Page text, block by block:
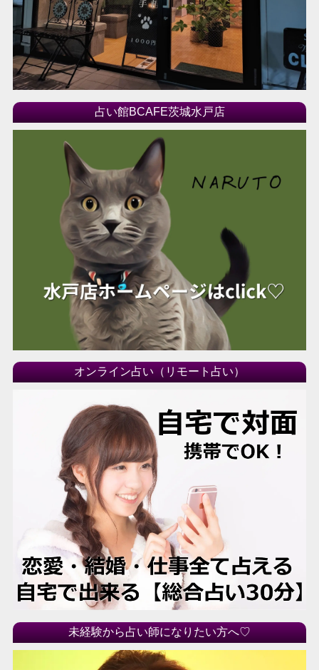
占い館BCAFE茨城水戸店
オンライン占い（リモート占い）
未経験から占い師になりたい方へ♡